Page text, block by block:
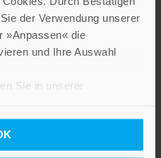
der Verwendung unserer
»Anpassen« die
und Ihre Auswahl
Sie in unserer